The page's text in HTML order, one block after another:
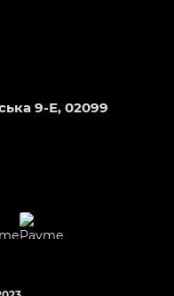
9-Е, 02099